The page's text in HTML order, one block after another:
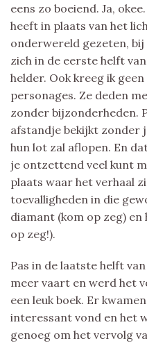
eens zo boeiend. Ja,
heeft in plaats van het
onderwereld gezeten,
zich in de eerste helft
helder. Ook kreeg ik
personages. Ze deden
zonder bijzonderheden.
afstandje bekijkt zonder
hun lot zal aflopen. En
je ontzettend veel kunt
plaats waar het verhaal
toevalligheden in die
diamant (kom op zeg)
op zeg!).
Pas in de laatste helft
meer vaart en werd het
een leuk boek. Er
interessant vond en het
genoeg om het vervolg